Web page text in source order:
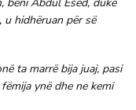
u hidhëruan për së
ta marrë bija juaj, pasi
ynë dhe ne kemi